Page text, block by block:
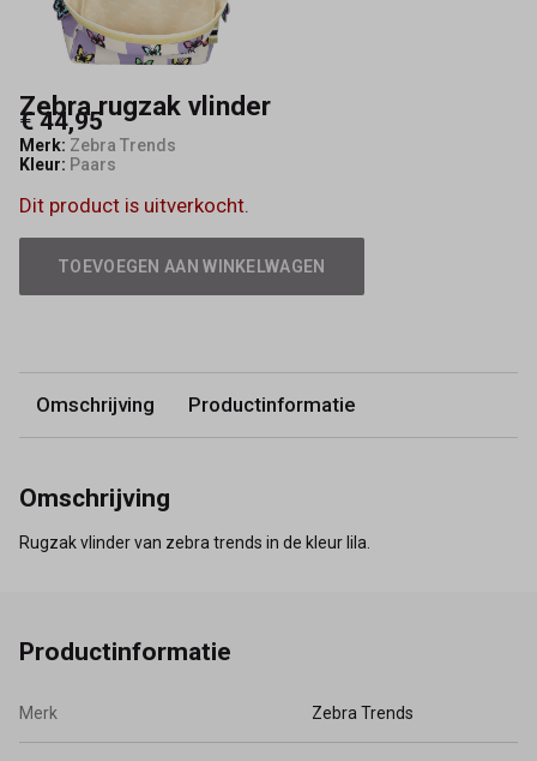
Zebra rugzak vlinder
€ 44,95
Merk: Zebra Trends
Kleur: Paars
Dit product is uitverkocht.
TOEVOEGEN AAN WINKELWAGEN
Omschrijving Productinformatie
Omschrijving
Rugzak vlinder van zebra trends in de kleur lila.
Productinformatie
Merk Zebra Trends